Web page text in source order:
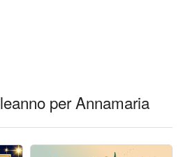
per Annamaria